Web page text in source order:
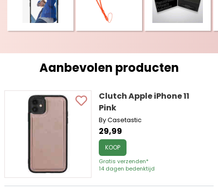
Aanbevolen producten
Clutch Apple iPhone 11
Pink
By Casetastic
29,99
KOOP
Gratis verzenden*
14 dagen bedenktijd